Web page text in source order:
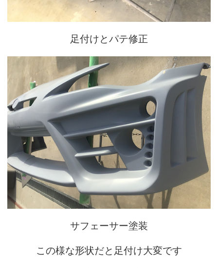
足付けとパテ修正
サフェーサー塗装
この様な形状だと足付け大変です